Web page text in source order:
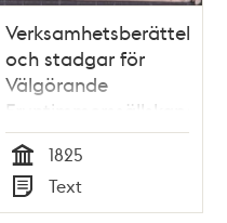
Verksamhetsberättelse
och stadgar för
Välgörande
Fruntimmerssällskapet
1825
Tid
1825
Typ
Text